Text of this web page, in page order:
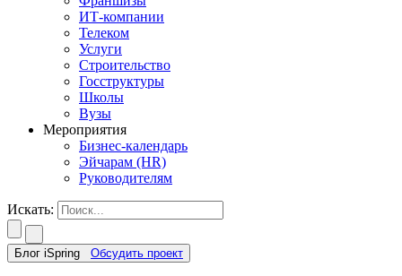
ИТ-компании
Телеком
Услуги
Строительство
Госструктуры
Школы
Вузы
Мероприятия
Бизнес-календарь
Эйчарам (HR)
Руководителям
Искать:
Блог iSpring Обсудить проект